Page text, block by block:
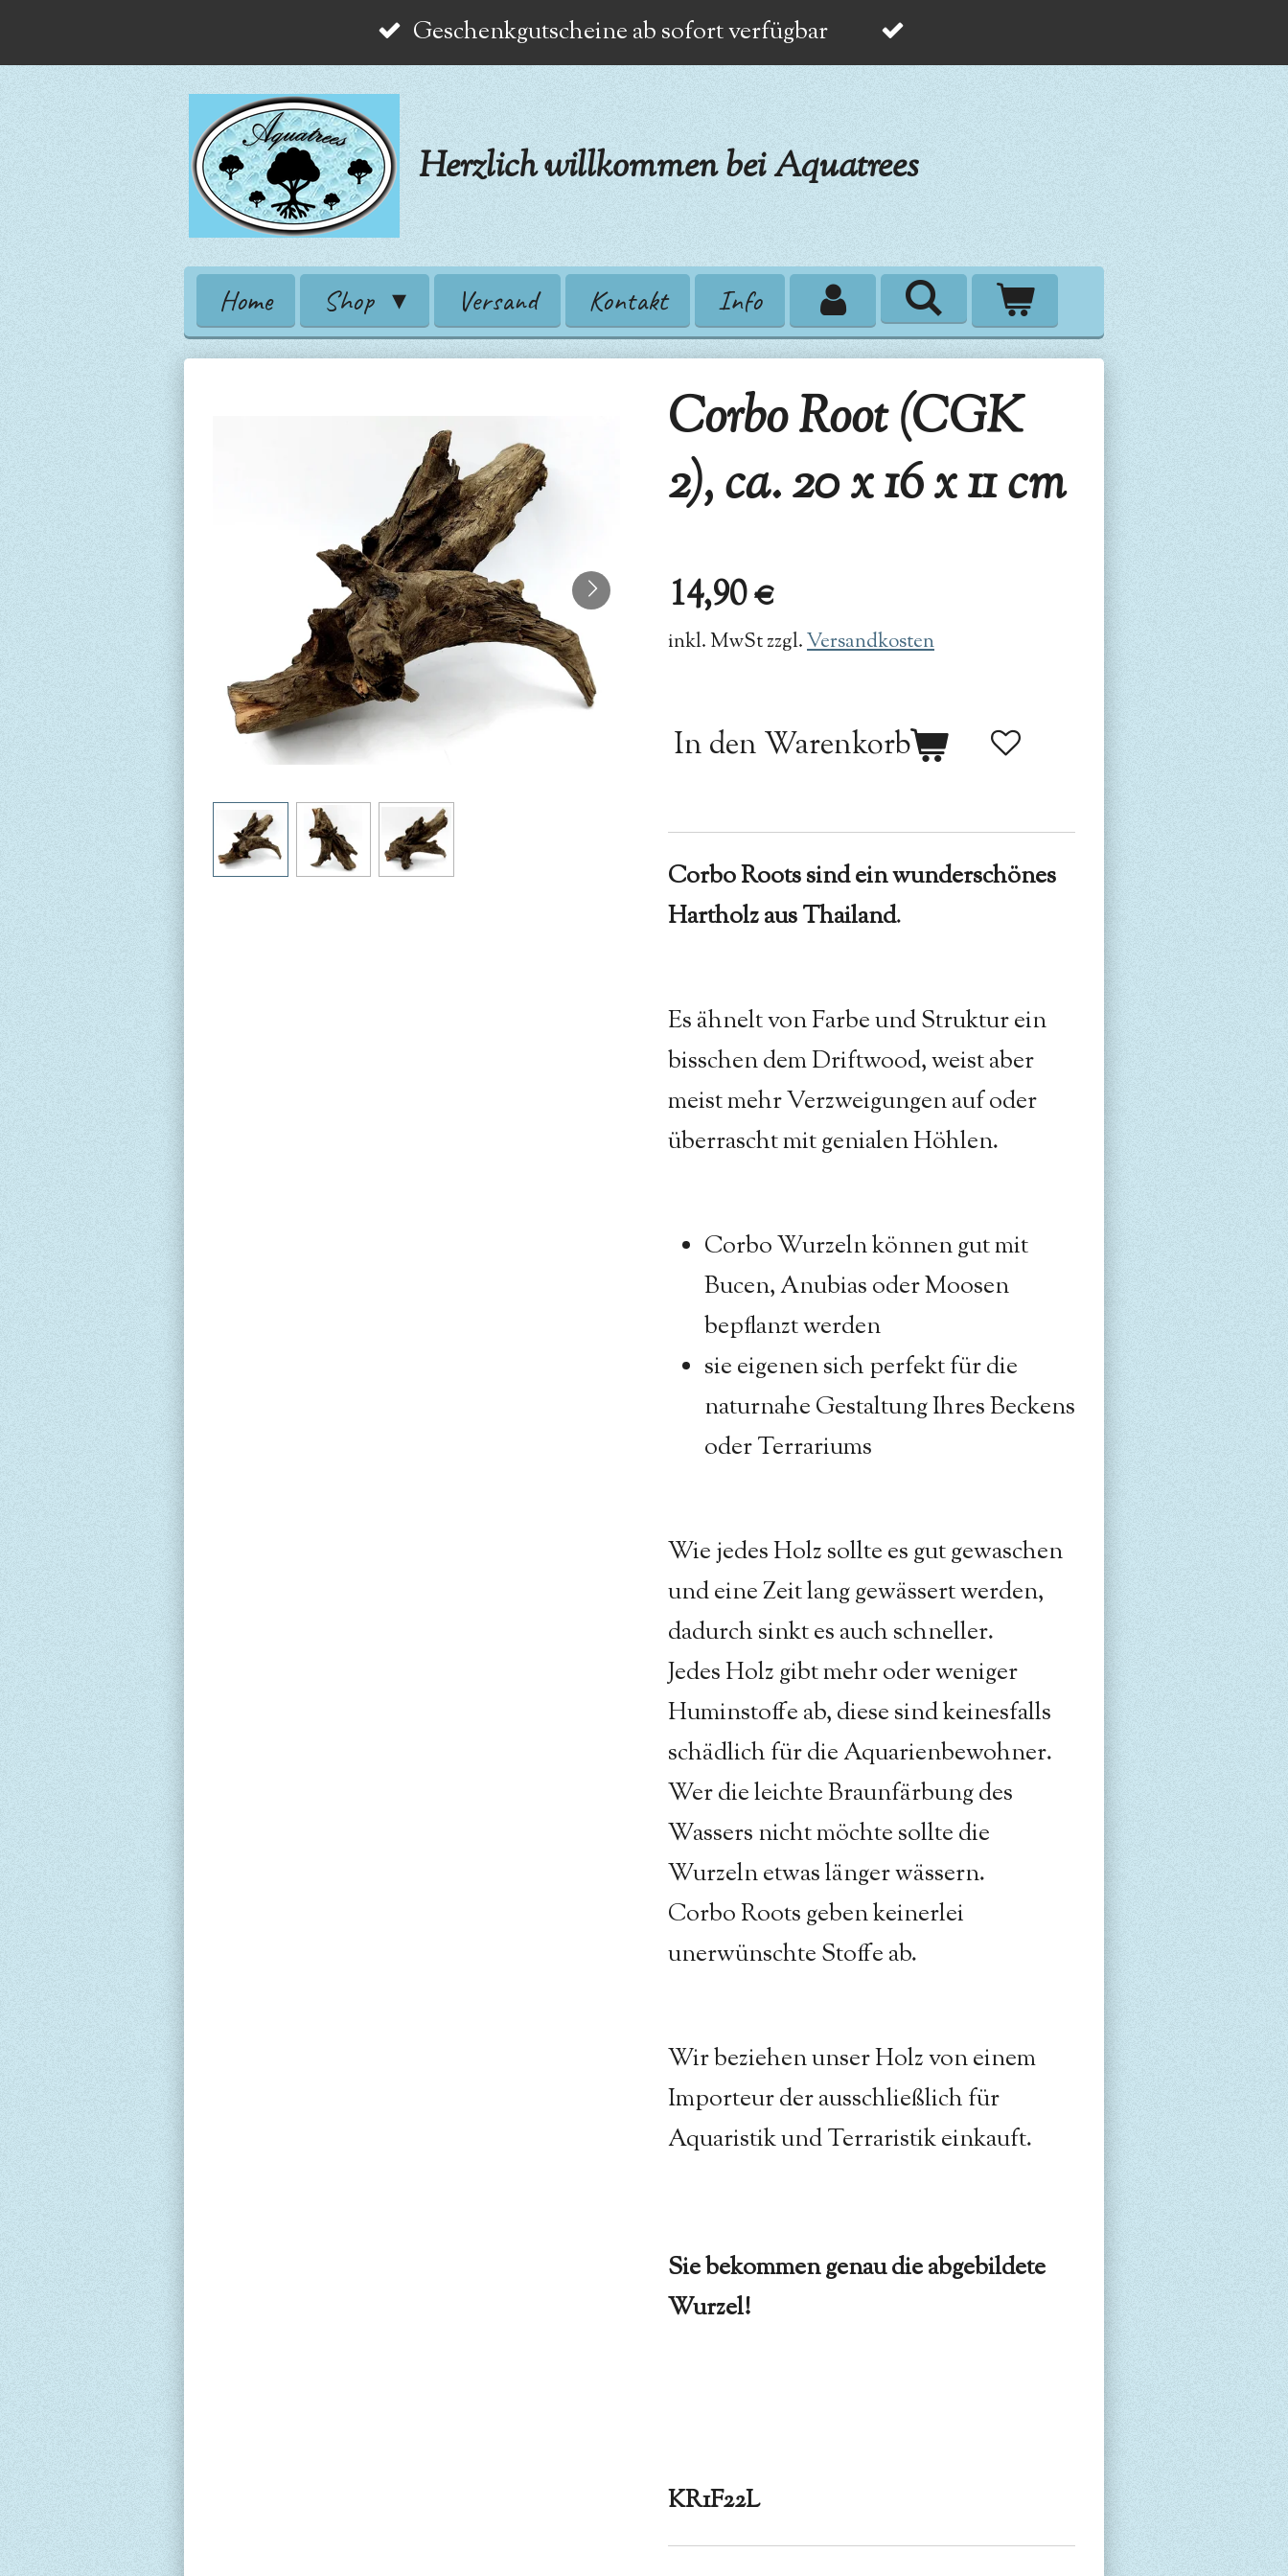
Hauptinhalt
Geschenkgutscheine ab sofort verfügbar
Herzlich willkommen bei Aquatrees
Home Shop Versand Kontakt Info
Corbo Root (CGK
2), ca. 20 x 16 x 11 cm
14,90 €
inkl. MwSt zzgl.Versandkosten
In den Warenkorb
Corbo Roots sind ein wunderschönes
Hartholz aus Thailand.
Es ähnelt von Farbe und Struktur ein
bisschen dem Driftwood, weist aber
meist mehr Verzweigungen auf oder
überrascht mit genialen Höhlen.
Corbo Wurzeln können gut mit
Bucen, Anubias oder Moosen
bepflanzt werden
sie eigenen sich perfekt für die
naturnahe Gestaltung Ihres Beckens
oder Terrariums
Wie jedes Holz sollte es gut gewaschen
und eine Zeit lang gewässert werden,
dadurch sinkt es auch schneller.
Jedes Holz gibt mehr oder weniger
Huminstoffe ab, diese sind keinesfalls
schädlich für die Aquarienbewohner.
Wer die leichte Braunfärbung des
Wassers nicht möchte sollte die
Wurzeln etwas länger wässern.
Corbo Roots geben keinerlei
unerwünschte Stoffe ab.
Wir beziehen unser Holz von einem
Importeur der ausschließlich für
Aquaristik und Terraristik einkauft.
Sie bekommen genau die abgebildete
Wurzel!
KR1F22L